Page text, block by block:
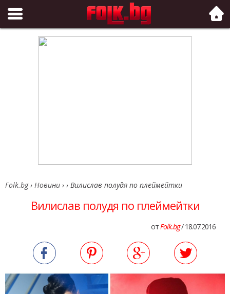
Folk.bg
Folk.bg › Новини › › Вилислав полудя по плеймейтки
Вилислав полудя по плеймейтки
отFolk.bg/ 18.07.2016